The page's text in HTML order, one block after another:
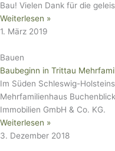
Bau! Vielen Dank für die
Weiterlesen »
1. März 2019
Bauen
Baubeginn in Trittau
Im Süden Schleswig-
Mehrfamilienhaus
Immobilien GmbH & Co. KG.
Weiterlesen »
3. Dezember 2018